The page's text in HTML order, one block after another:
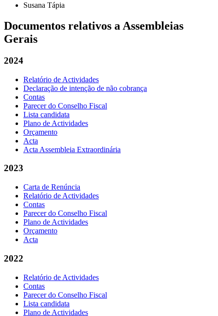
Susana Tápia
Documentos relativos a Assembleias
Gerais
2024
Relatório de Actividades
Declaração de intenção de não cobrança
Contas
Parecer do Conselho Fiscal
Lista candidata
Plano de Actividades
Orçamento
Acta
Acta Assembleia Extraordinária
2023
Carta de Renúncia
Relatório de Actividades
Contas
Parecer do Conselho Fiscal
Plano de Actividades
Orçamento
Acta
2022
Relatório de Actividades
Contas
Parecer do Conselho Fiscal
Lista candidata
Plano de Actividades